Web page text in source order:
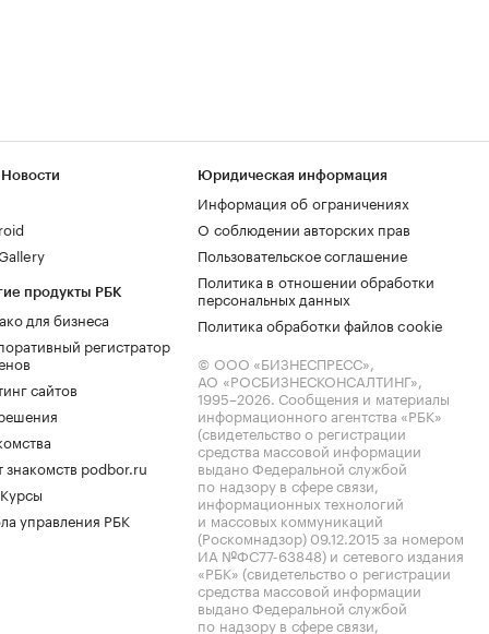
продукты РБК
для бизнеса
регистратор
сайтов
знакомств podbor.ru
управления РБК
Юридическая информация
Информация об ограничениях
О соблюдении авторских прав
Пользовательское соглашение
Политика в отношении обработки
персональных данных
Политика обработки файлов cookie
© ООО «БИЗНЕСПРЕСС»,
АО «РОСБИЗНЕСКОНСАЛТИНГ»,
1995–2026. Сообщения и материалы
информационного агентства «РБК»
(свидетельство о регистрации
средства массовой информации
выдано Федеральной службой
по надзору в сфере связи,
информационных технологий
и массовых коммуникаций
(Роскомнадзор) 09.12.2015 за номером
ИА №ФС77-63848) и сетевого издания
«РБК» (свидетельство о регистрации
средства массовой информации
выдано Федеральной службой
по надзору в сфере связи,